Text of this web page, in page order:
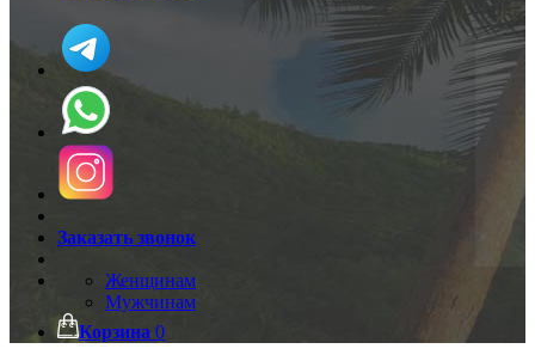
Заказать звонок
Женщинам
Мужчинам
Корзина 0